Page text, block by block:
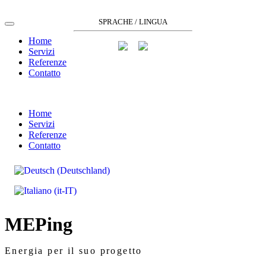
Home
Servizi
Referenze
Contatto
SPRACHE / LINGUA
Home
Servizi
Referenze
Contatto
MEPing
Energia per il suo progetto